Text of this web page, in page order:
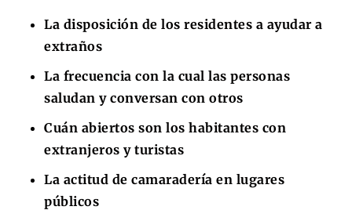
La disposición de los residentes a ayudar a
extraños
La frecuencia con la cual las personas
saludan y conversan con otros
Cuán abiertos son los habitantes con
extranjeros y turistas
La actitud de camaradería en lugares
públicos